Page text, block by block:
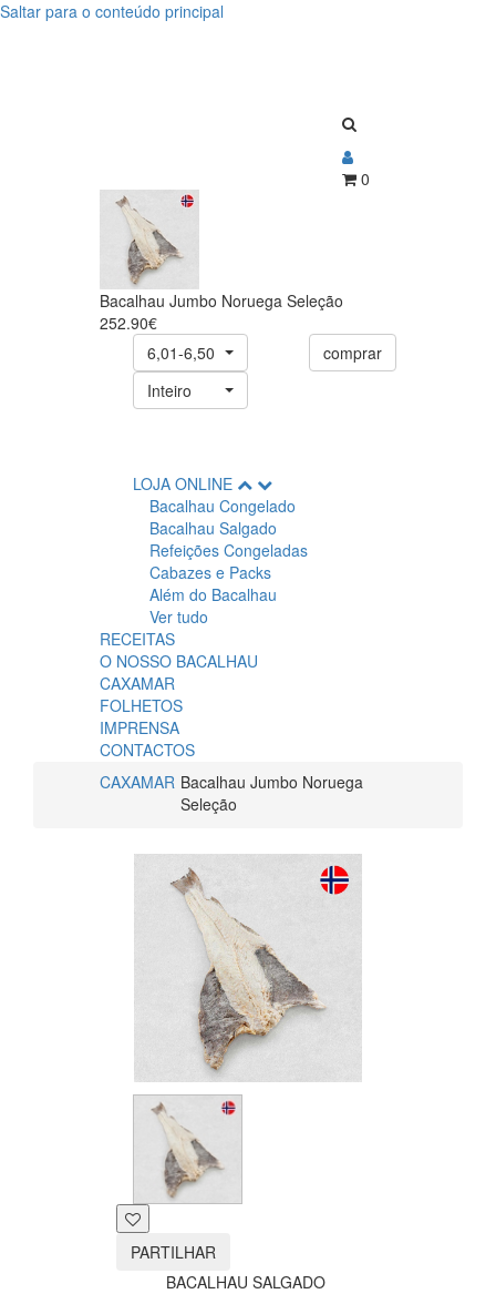
Saltar para o conteúdo principal
0
Bacalhau Jumbo Noruega Seleção
252.90€
6,01-6,50
Inteiro
comprar
LOJA ONLINE
Bacalhau Congelado
Bacalhau Salgado
Refeições Congeladas
Cabazes e Packs
Além do Bacalhau
Ver tudo
RECEITAS
O NOSSO BACALHAU
CAXAMAR
FOLHETOS
IMPRENSA
CONTACTOS
CAXAMAR Bacalhau Jumbo Noruega
Seleção
PARTILHAR
BACALHAU SALGADO